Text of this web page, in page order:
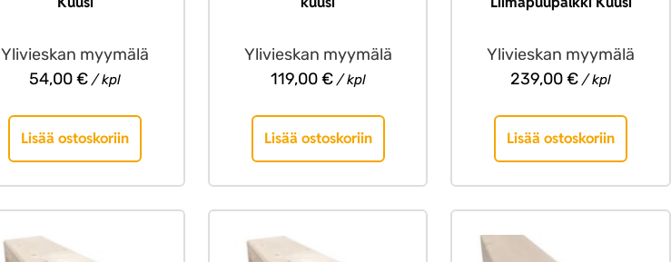
Ylivieskan myymälä
54,00€ / kpl
Lisää ostoskoriin
Ylivieskan myymälä
119,00€/ kpl
Lisää ostoskoriin
Ylivieskan myymälä
239,00€ / kpl
Lisää ostoskoriin